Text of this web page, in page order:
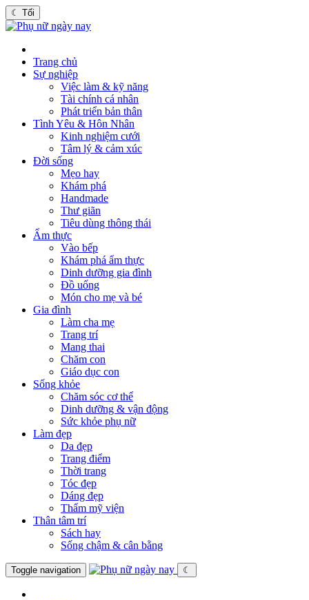
☾ Tối
Trang chủ
Sự nghiệp
Việc làm & kỹ năng
Tài chính cá nhân
Phát triển bản thân
Tình Yêu & Hôn Nhân
Kinh nghiệm cưới
Tâm lý & cảm xúc
Đời sống
Mẹo hay
Khám phá
Handmade
Thư giãn
Tiêu dùng thông thái
Ẩm thực
Vào bếp
Khám phá ẩm thực
Dinh dưỡng gia đình
Đồ uống
Món cho mẹ và bé
Gia đình
Làm cha mẹ
Trang trí
Mang thai
Chăm con
Giáo dục con
Sống khỏe
Chăm sóc cơ thể
Dinh dưỡng & vận động
Sức khỏe phụ nữ
Làm đẹp
Da đẹp
Trang điểm
Thời trang
Tóc đẹp
Dáng đẹp
Thẩm mỹ viện
Thân tâm trí
Sách hay
Sống chậm & cân bằng
Toggle navigation ☾